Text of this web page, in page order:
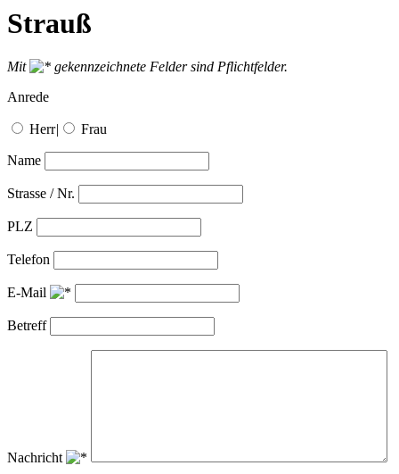
Strauß
Mit
gekennzeichnete Felder sind Pflichtfelder.
Anrede
Herr| Frau
Name
Strasse / Nr.
PLZ
Telefon
E-Mail
Betreff
Nachricht